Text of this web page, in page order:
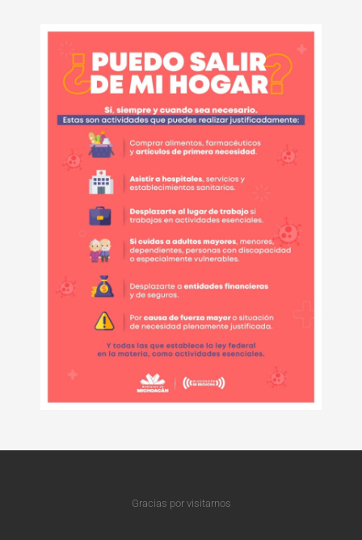
Gracias por visitarnos